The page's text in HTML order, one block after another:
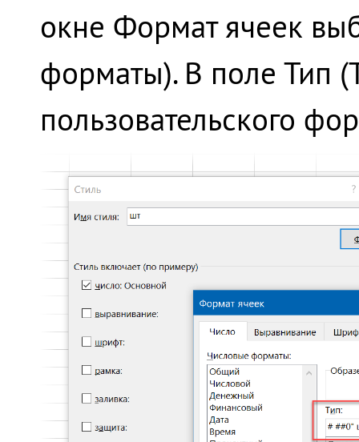
окне Формат ячеек
форматы). В поле Тип
пользовательского